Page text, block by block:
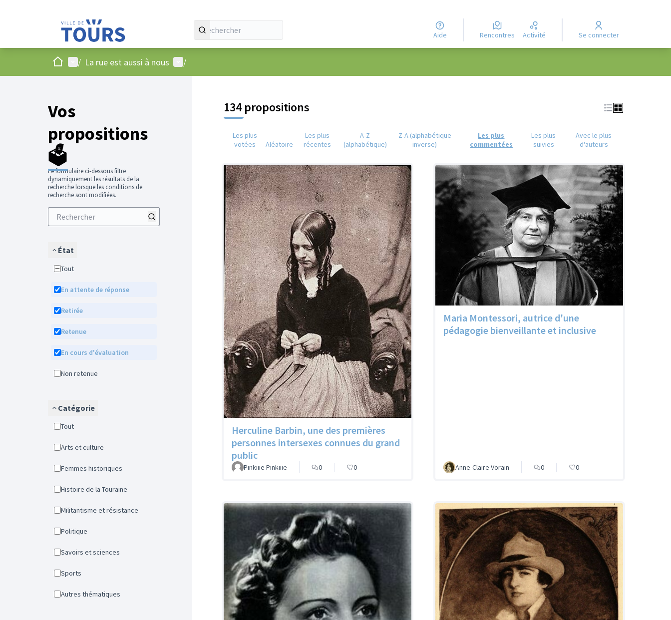
Aide Rencontres Activité Se connecter
AccueilMenu principal
/ La rue est aussi à nous Menu utilisateur
/
Vos
propositions
🗳️
Le formulaire ci-dessous filtre
dynamiquement les résultats de la
recherche lorsque les conditions de
recherche sont modifiées.
État
Tout
En attente de réponse
Retirée
Retenue
En cours d'évaluation
Non retenue
Catégorie
Tout
Arts et culture
Femmes historiques
Histoire de la Touraine
Militantisme et résistance
Politique
Savoirs et sciences
Sports
Autres thématiques
134 propositions
Les plus
votées
Aléatoire
Les plus
récentes
A-Z
(alphabétique)
Z-A (alphabétique
inverse)
Les plus
commentées
Les plus
suivies
Avec le plus
d'auteurs
Herculine Barbin, une des premières
personnes intersexes connues du grand
public
Pinkiiie Pinkiiie 0 0
Maria Montessori, autrice d'une
pédagogie bienveillante et inclusive
Anne-Claire Vorain 0 0